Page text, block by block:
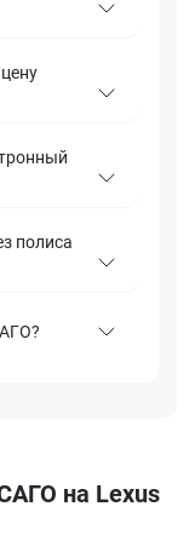
полиса
на Lexus